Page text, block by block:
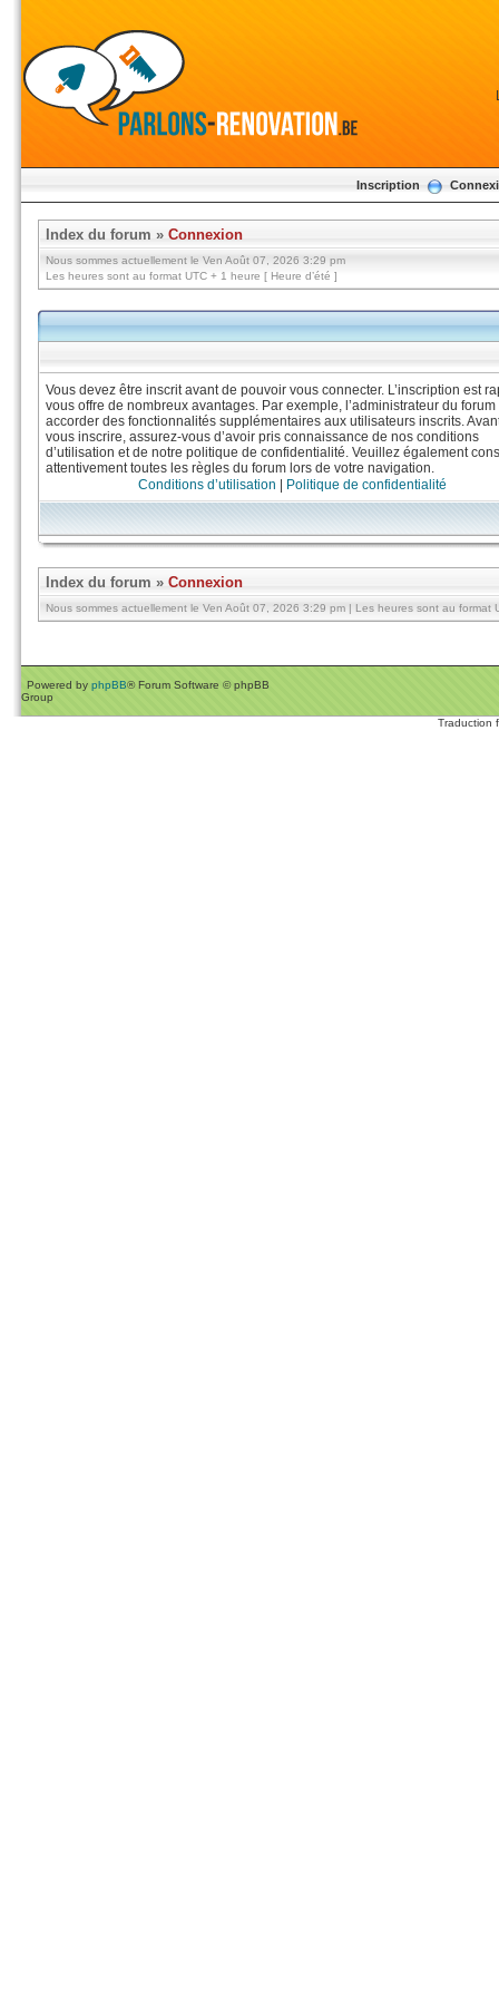
Inscription
Index du forum » Connexion
Nous sommes actuellement le Ven Août 07, 2026 3:29 pm
Les heures sont au format UTC + 1 heure [ Heure d’été ]
Vous devez être inscrit avant de pouvoir vous connecter. L’inscription est
vous offre de nombreux avantages. Par exemple, l’administrateur du forum
accorder des fonctionnalités supplémentaires aux utilisateurs inscrits.
vous inscrire, assurez-vous d’avoir pris connaissance de nos conditions
d’utilisation et de notre politique de confidentialité. Veuillez également
attentivement toutes les règles du forum lors de votre navigation.
Conditions d’utilisation
Politique de confidentialité
Index du forum » Connexion
Nous sommes actuellement le Ven Août 07, 2026 3:29 pm | Les heures sont au format
Powered by phpBB® Forum Software © phpBB
Group
Traduction